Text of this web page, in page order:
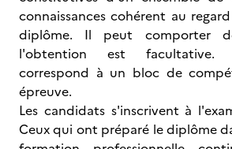
connaissances cohérent au
diplôme. Il peut comporter
l'obtention est facultative.
correspond à un bloc de
épreuve.
Les candidats s'inscrivent à
Ceux qui ont préparé le diplôme